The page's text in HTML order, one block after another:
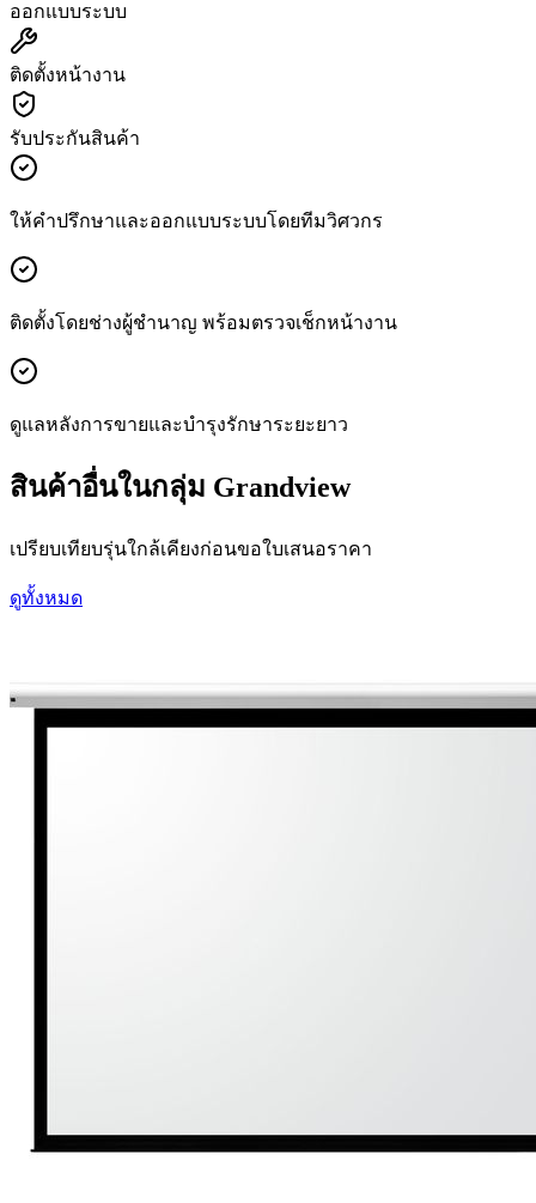
ออกแบบระบบ
ติดตั้งหน้างาน
รับประกันสินค้า
ให้คำปรึกษาและออกแบบระบบโดยทีมวิศวกร
ติดตั้งโดยช่างผู้ชำนาญ พร้อมตรวจเช็กหน้างาน
ดูแลหลังการขายและบำรุงรักษาระยะยาว
สินค้าอื่นในกลุ่ม Grandview
เปรียบเทียบรุ่นใกล้เคียงก่อนขอใบเสนอราคา
ดูทั้งหมด